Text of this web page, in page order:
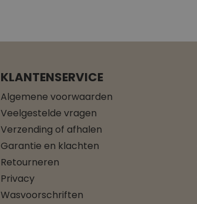
KLANTENSERVICE
Algemene voorwaarden
Veelgestelde vragen
Verzending of afhalen
Garantie en klachten
Retourneren
Privacy
Wasvoorschriften